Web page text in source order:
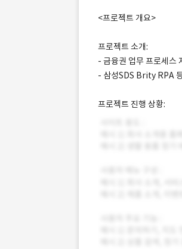
<프로젝트 개요>
프로젝트 소개:
- 금융권 업무 프로세스
- 삼성SDS Brity RPA
프로젝트 진행 상황: